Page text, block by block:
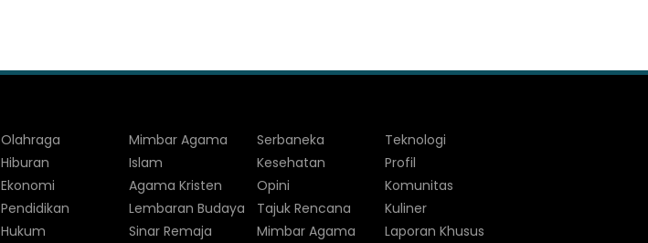
Olahraga
Hiburan
Ekonomi
Pendidikan
Hukum
Mimbar Agama
Islam
Agama Kristen
Lembaran Budaya
Sinar Remaja
Serbaneka
Kesehatan
Opini
Tajuk Rencana
Mimbar Agama
Teknologi
Profil
Komunitas
Kuliner
Laporan Khusus